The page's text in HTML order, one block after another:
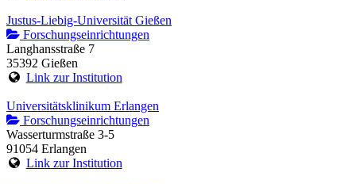
Justus-Liebig-Universität Gießen
Forschungseinrichtungen
Langhansstraße 7
35392 Gießen
Link zur Institution
Universitätsklinikum Erlangen
Forschungseinrichtungen
Wasserturmstraße 3-5
91054 Erlangen
Link zur Institution